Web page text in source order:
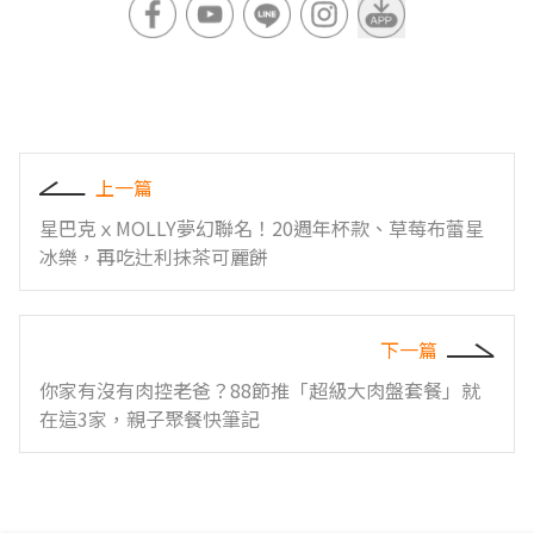
上一篇
星巴克ｘMOLLY夢幻聯名！20週年杯款、草莓布蕾星
冰樂，再吃辻利抹茶可麗餅
下一篇
你家有沒有肉控老爸？88節推「超級大肉盤套餐」就
在這3家，親子聚餐快筆記